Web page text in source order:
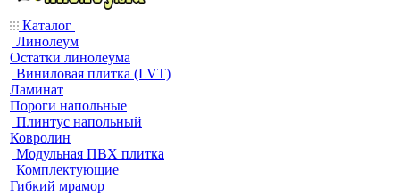
Каталог
Линолеум
Остатки линолеума
Виниловая плитка (LVT)
Ламинат
Пороги напольные
Плинтус напольный
Ковролин
Модульная ПВХ плитка
Комплектующие
Гибкий мрамор